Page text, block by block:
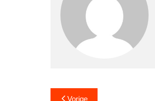
Berichtnavigatie
Vorige